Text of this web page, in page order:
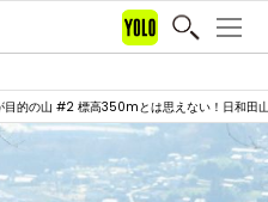
目的の山 #2 標高350mとは思えない！日和田